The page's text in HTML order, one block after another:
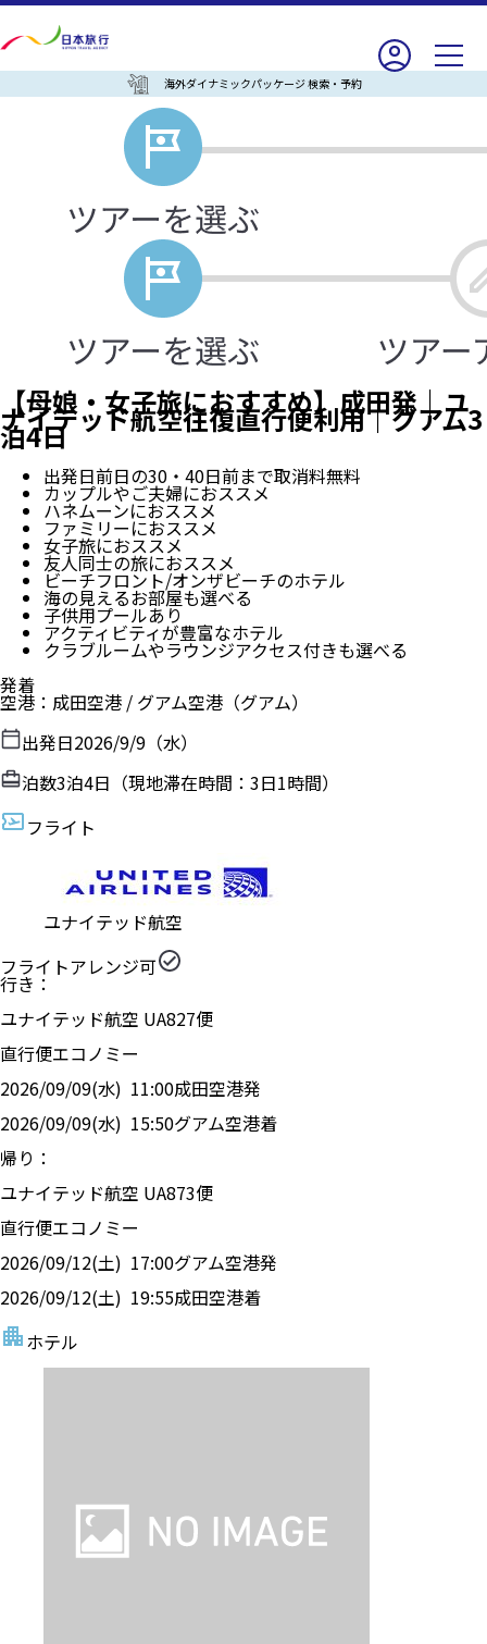
海外ダイナミックパッケージ 検索・予約
【母娘・女子旅におすすめ】成田発｜ユ
ナイテッド航空往復直行便利用｜グアム3
泊4日
出発日前日の30・40日前まで取消料無料
カップルやご夫婦におススメ
ハネムーンにおススメ
ファミリーにおススメ
女子旅におススメ
友人同士の旅におススメ
ビーチフロント/オンザビーチのホテル
海の見えるお部屋も選べる
子供用プールあり
アクティビティが豊富なホテル
クラブルームやラウンジアクセス付きも選べる
発着
空港 ： 成田空港 / グアム空港 （グアム）
出発日2026/9/9（水）
泊数3泊4日（現地滞在時間： 3日1時間）
フライト
ユナイテッド航空
フライトアレンジ可
行き：
ユナイテッド航空 UA827便
直行便エコノミー
2026/09/09(水) 11:00成田空港発
2026/09/09(水) 15:50グアム空港着
帰り：
ユナイテッド航空 UA873便
直行便エコノミー
2026/09/12(土) 17:00グアム空港発
2026/09/12(土) 19:55成田空港着
ホテル